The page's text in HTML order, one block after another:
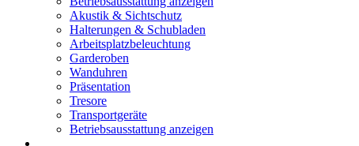
Akustik & Sichtschutz
Halterungen & Schubladen
Arbeitsplatzbeleuchtung
Garderoben
Wanduhren
Präsentation
Tresore
Transportgeräte
Betriebsausstattung anzeigen